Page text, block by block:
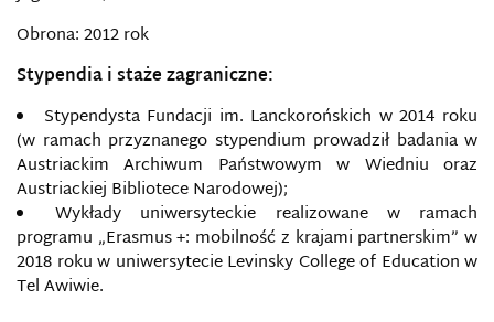
Obrona: 2012 rok
Stypendia i staże zagraniczne:
Stypendysta Fundacji im. Lanckorońskich w 2014 roku
(w ramach przyznanego stypendium prowadził badania w
Austriackim Archiwum Państwowym w Wiedniu oraz
Austriackiej Bibliotece Narodowej);
Wykłady uniwersyteckie realizowane w ramach
programu „Erasmus +: mobilność z krajami partnerskim” w
2018 roku w uniwersytecie Levinsky College of Education w
Tel Awiwie.